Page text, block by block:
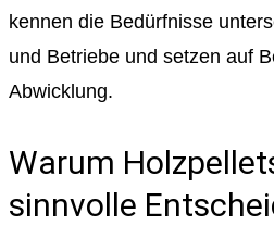
kennen die Bedürfnisse
und Betriebe und setzen auf
Abwicklung.
Warum
sinnvolle